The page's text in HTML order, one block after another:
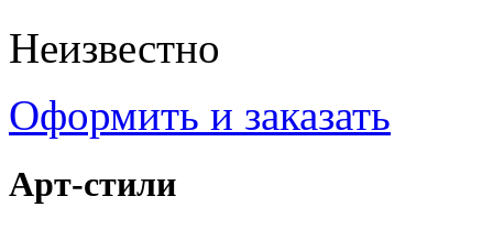
Неизвестно
Оформить и заказать
Арт-стили